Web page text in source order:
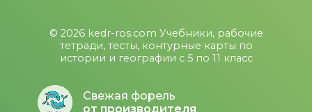
© 2026 kedr-ros.com Учебники, рабочие
тетради, тесты, контурные карты по
истории и географии с 5 по 11 класс
Свежая форель
от производителя